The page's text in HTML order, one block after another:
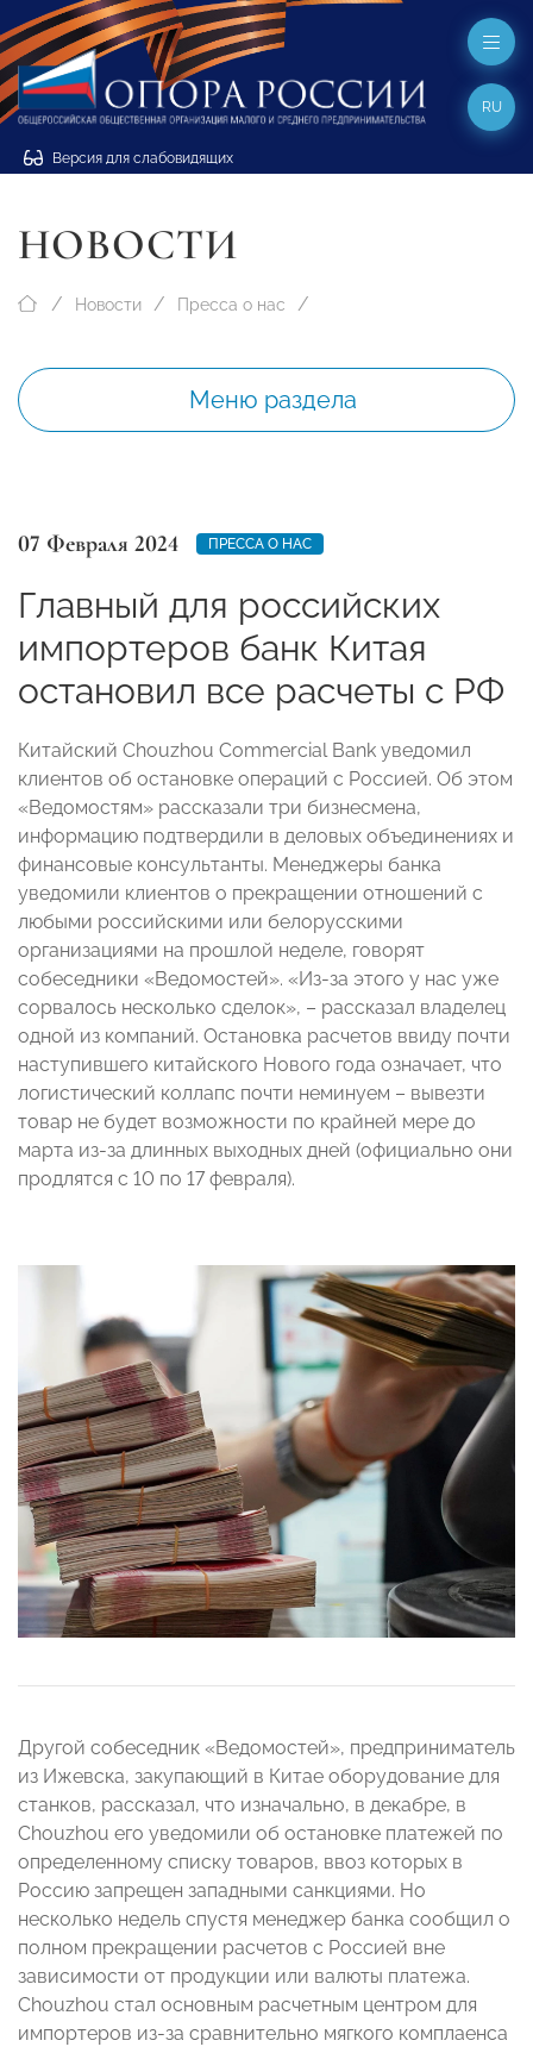
Версия для слабовидящих
RU
НОВОСТИ
Новости Пресса о нас
Меню раздела
07 Февраля 2024 ПРЕССА О НАС
Главный для российских
импортеров банк Китая
остановил все расчеты с РФ
Китайский Chouzhou Commercial Bank уведомил
клиентов об остановке операций с Россией. Об этом
«Ведомостям» рассказали три бизнесмена,
информацию подтвердили в деловых объединениях и
финансовые консультанты. Менеджеры банка
уведомили клиентов о прекращении отношений с
любыми российскими или белорусскими
организациями на прошлой неделе, говорят
собеседники «Ведомостей». «Из-за этого у нас уже
сорвалось несколько сделок», – рассказал владелец
одной из компаний. Остановка расчетов ввиду почти
наступившего китайского Нового года означает, что
логистический коллапс почти неминуем – вывезти
товар не будет возможности по крайней мере до
марта из-за длинных выходных дней (официально они
продлятся с 10 по 17 февраля).
Другой собеседник «Ведомостей», предприниматель
из Ижевска, закупающий в Китае оборудование для
станков, рассказал, что изначально, в декабре, в
Chouzhou его уведомили об остановке платежей по
определенному списку товаров, ввоз которых в
Россию запрещен западными санкциями. Но
несколько недель спустя менеджер банка сообщил о
полном прекращении расчетов с Россией вне
зависимости от продукции или валюты платежа.
Chouzhou стал основным расчетным центром для
импортеров из-за сравнительно мягкого комплаенса